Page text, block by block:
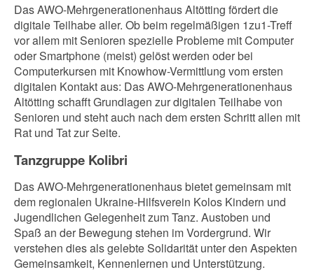
Das AWO-Mehrgenerationenhaus Altötting fördert die
digitale Teilhabe aller. Ob beim regelmäßigen 1zu1-Treff
vor allem mit Senioren spezielle Probleme mit Computer
oder Smartphone (meist) gelöst werden oder bei
Computerkursen mit Knowhow-Vermittlung vom ersten
digitalen Kontakt aus: Das AWO-Mehrgenerationenhaus
Altötting schafft Grundlagen zur digitalen Teilhabe von
Senioren und steht auch nach dem ersten Schritt allen mit
Rat und Tat zur Seite.
Tanzgruppe Kolibri
Das AWO-Mehrgenerationenhaus bietet gemeinsam mit
dem regionalen Ukraine-Hilfsverein Kolos Kindern und
Jugendlichen Gelegenheit zum Tanz. Austoben und
Spaß an der Bewegung stehen im Vordergrund. Wir
verstehen dies als gelebte Solidarität unter den Aspekten
Gemeinsamkeit, Kennenlernen und Unterstützung.